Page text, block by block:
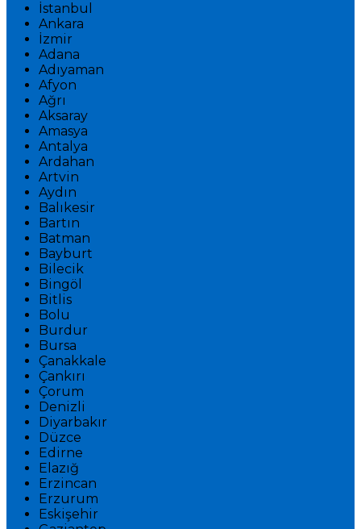
İstanbul
Ankara
İzmir
Adana
Adıyaman
Afyon
Ağrı
Aksaray
Amasya
Antalya
Ardahan
Artvin
Aydın
Balıkesir
Bartın
Batman
Bayburt
Bilecik
Bingöl
Bitlis
Bolu
Burdur
Bursa
Çanakkale
Çankırı
Çorum
Denizli
Diyarbakır
Düzce
Edirne
Elazığ
Erzincan
Erzurum
Eskişehir